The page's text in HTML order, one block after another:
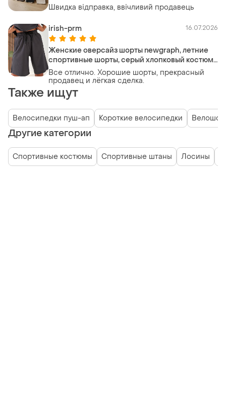
Швидка відправка, ввічливий продавець
irish-prm 16.07.2026
Женские оверсайз шорты newgraph, летние
спортивные шорты, серый хлопковый костюм
на лето
Все отлично. Хорошие шорты, прекрасный
продавец и лёгкая сделка.
Также ищут
Велосипедки пуш-ап Короткие велосипедки
Другие категории
Спортивные костюмы Спортивные штаны Лосины